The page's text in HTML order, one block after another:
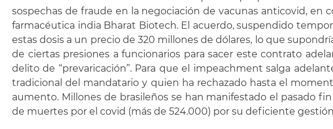
sospechas de fraude en la negociación de vacunas anticovid, en
farmacéutica india Bharat Biotech. El acuerdo, suspendido
estas dosis a un precio de 320 millones de dólares, lo que
de ciertas presiones a funcionarios para sacer este contrato
delito de “prevaricación”. Para que el impeachment salga
tradicional del mandatario y quien ha rechazado hasta el
aumento. Millones de brasileños se han manifestado el pasado
de muertes por el covid (más de 524.000) por su deficiente